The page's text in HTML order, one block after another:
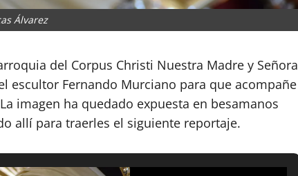
Álvarez
del Corpus Christi Nuestra Madre y Señora
escultor Fernando Murciano para que acompañe
imagen ha quedado expuesta en besamanos
allí para traerles el siguiente reportaje.